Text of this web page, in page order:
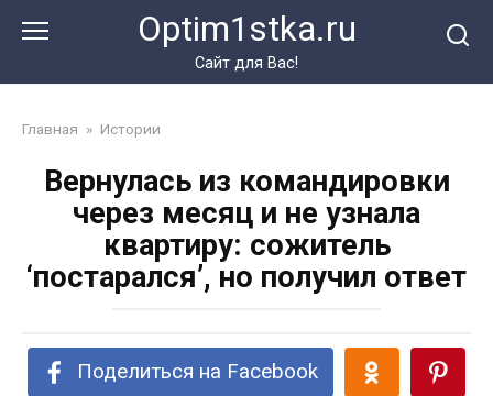
Optim1stka.ru
Сайт для Вас!
Главная » Истории
Вернулась из командировки
через месяц и не узнала
квартиру: сожитель
‘постарался’, но получил ответ
Поделиться на Facebook